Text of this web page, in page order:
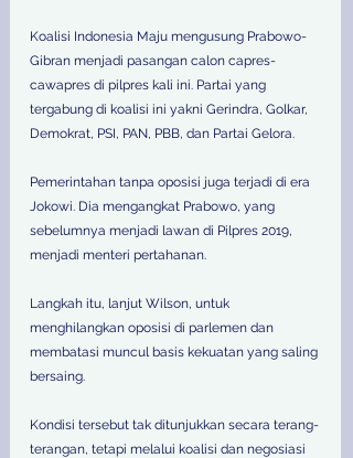
Koalisi Indonesia Maju mengusung Prabowo-
Gibran menjadi pasangan calon capres-
cawapres di pilpres kali ini. Partai yang
tergabung di koalisi ini yakni Gerindra, Golkar,
Demokrat, PSI, PAN, PBB, dan Partai Gelora.
Pemerintahan tanpa oposisi juga terjadi di era
Jokowi. Dia mengangkat Prabowo, yang
sebelumnya menjadi lawan di Pilpres 2019,
menjadi menteri pertahanan.
Langkah itu, lanjut Wilson, untuk
menghilangkan oposisi di parlemen dan
membatasi muncul basis kekuatan yang saling
bersaing.
Kondisi tersebut tak ditunjukkan secara terang-
terangan, tetapi melalui koalisi dan negosiasi